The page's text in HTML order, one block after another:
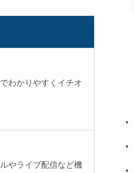
わかりやすくイチオ
やライブ配信など機